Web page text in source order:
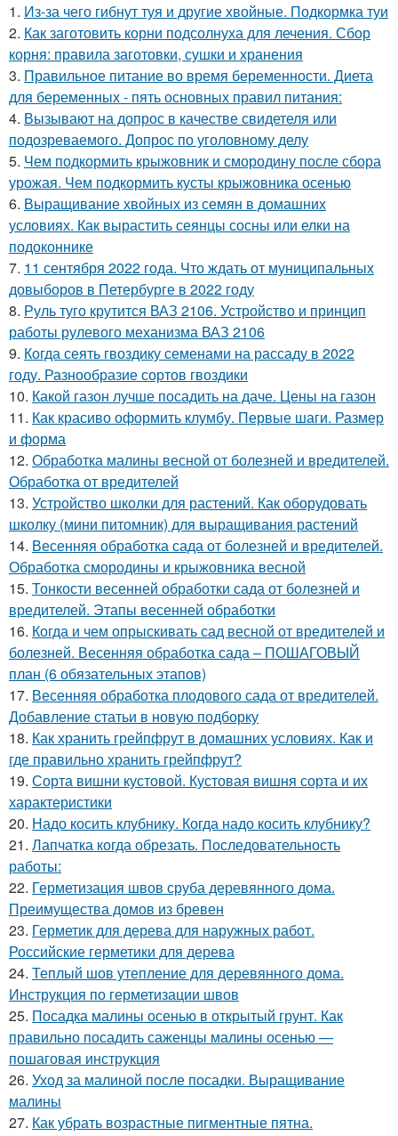
1. Из-за чего гибнут туя и другие хвойные. Подкормка туи
2. Как заготовить корни подсолнуха для лечения. Сбор
корня: правила заготовки, сушки и хранения
3. Правильное питание во время беременности. Диета
для беременных - пять основных правил питания:
4. Вызывают на допрос в качестве свидетеля или
подозреваемого. Допрос по уголовному делу
5. Чем подкормить крыжовник и смородину после сбора
урожая. Чем подкормить кусты крыжовника осенью
6. Выращивание хвойных из семян в домашних
условиях. Как вырастить сеянцы сосны или елки на
подоконнике
7. 11 сентября 2022 года. Что ждать от муниципальных
довыборов в Петербурге в 2022 году
8. Руль туго крутится ВАЗ 2106. Устройство и принцип
работы рулевого механизма ВАЗ 2106
9. Когда сеять гвоздику семенами на рассаду в 2022
году. Разнообразие сортов гвоздики
10. Какой газон лучше посадить на даче. Цены на газон
11. Как красиво оформить клумбу. Первые шаги. Размер
и форма
12. Обработка малины весной от болезней и вредителей.
Обработка от вредителей
13. Устройство школки для растений. Как оборудовать
школку (мини питомник) для выращивания растений
14. Весенняя обработка сада от болезней и вредителей.
Обработка смородины и крыжовника весной
15. Тонкости весенней обработки сада от болезней и
вредителей. Этапы весенней обработки
16. Когда и чем опрыскивать сад весной от вредителей и
болезней. Весенняя обработка сада – ПОШАГОВЫЙ
план (6 обязательных этапов)
17. Весенняя обработка плодового сада от вредителей.
Добавление статьи в новую подборку
18. Как хранить грейпфрут в домашних условиях. Как и
где правильно хранить грейпфрут?
19. Сорта вишни кустовой. Кустовая вишня сорта и их
характеристики
20. Надо косить клубнику. Когда надо косить клубнику?
21. Лапчатка когда обрезать. Последовательность
работы:
22. Герметизация швов сруба деревянного дома.
Преимущества домов из бревен
23. Герметик для дерева для наружных работ.
Российские герметики для дерева
24. Теплый шов утепление для деревянного дома.
Инструкция по герметизации швов
25. Посадка малины осенью в открытый грунт. Как
правильно посадить саженцы малины осенью —
пошаговая инструкция
26. Уход за малиной после посадки. Выращивание
малины
27. Как убрать возрастные пигментные пятна.